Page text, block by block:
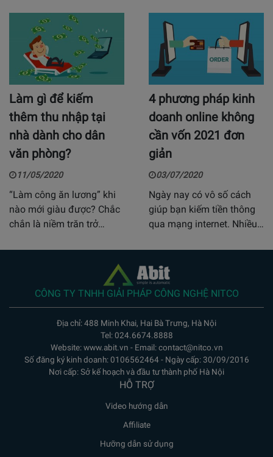
Làm gì để kiếm
thêm thu nhập tại
nhà dành cho dân
văn phòng?
11/05/2020
“Làm công ăn lương” khi
nào mới giàu được? Chắc
chắn là niềm trăn trở…
4 phương pháp kinh
doanh online không
cần vốn 2021 đơn
giản
03/07/2020
Ngày nay có vô số cách
giúp bạn kiếm tiền thông
qua mạng internet. Nhiều…
CÔNG TY TNHH GIẢI PHÁP CÔNG NGHỆ NITCO
Địa chỉ: 488 Minh Khai, Hai Bà Trưng, Hà Nội
Tel: 024.6674.8888
Website: www.abit.vn - Email: contact@nitco.vn
Số đăng ký kinh doanh: 0106562464 - Ngày cấp: 30/09/2016
Nơi cấp: Sở kế hoạch và đầu tư thành phố Hà Nội
HỖ TRỢ
Video hướng dẫn
Affiliate
Hưỡng dẫn sử dụng